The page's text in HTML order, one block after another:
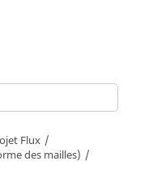
Flux
des mailles)